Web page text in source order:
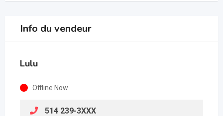
Info du vendeur
Lulu
Offline Now
514 239-3XXX